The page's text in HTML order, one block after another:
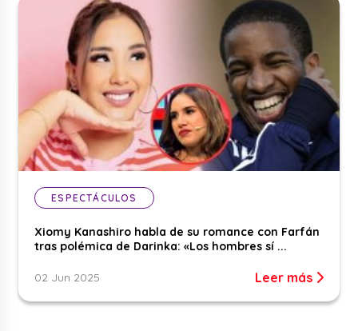
ESPECTÁCULOS
Xiomy Kanashiro habla de su romance con Farfán
tras polémica de Darinka: «Los hombres sí ...
02 Jun 2025 Leer más